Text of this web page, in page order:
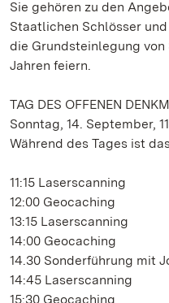
Sie gehören zu den
Staatlichen Schlösser
die Grundsteinlegung
Jahren feiern.
TAG DES OFFENEN
Sonntag, 14. September,
Während des Tages ist
11:15 Laserscanning
12:00 Geocaching
13:15 Laserscanning
14:00 Geocaching
14.30 Sonderführung mit
14:45 Laserscanning
15:30 Geocaching